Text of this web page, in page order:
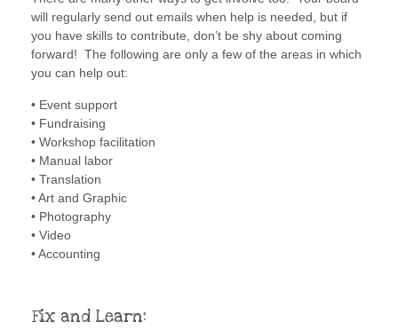
will regularly send out emails when help is needed, but if
you have skills to contribute, don’t be shy about coming
forward! The following are only a few of the areas in which
you can help out:
• Event support
• Fundraising
• Workshop facilitation
• Manual labor
• Translation
• Art and Graphic
• Photography
• Video
• Accounting
Fix and Learn: